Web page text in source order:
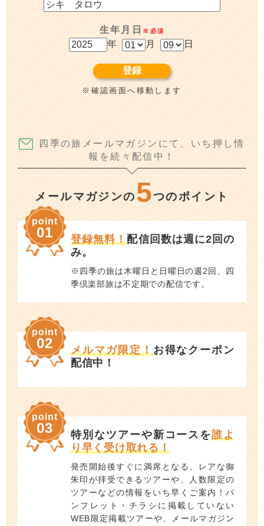
生年月日 ※必須
年 月 日
※確認画面へ移動します
四季の旅メールマガジンにて、いち押し情
報を続々配信中！
メールマガジンの5つのポイント
point
01 登録無料！配信回数は週に2回の
み。
※四季の旅は木曜日と日曜日の週2回、四
季倶楽部旅は不定期での配信です。
point
02 メルマガ限定！お得なクーポン
配信中！
point
03 特別なツアーや新コースを誰よ
り早く受け取れる！
発売開始後すぐに満席となる、レアな御
朱印が拝受できるツアーや、人数限定の
ツアーなどの情報をいち早くご案内！パ
ンフレット・チラシに掲載していない
WEB限定掲載ツアーや、メールマガジン